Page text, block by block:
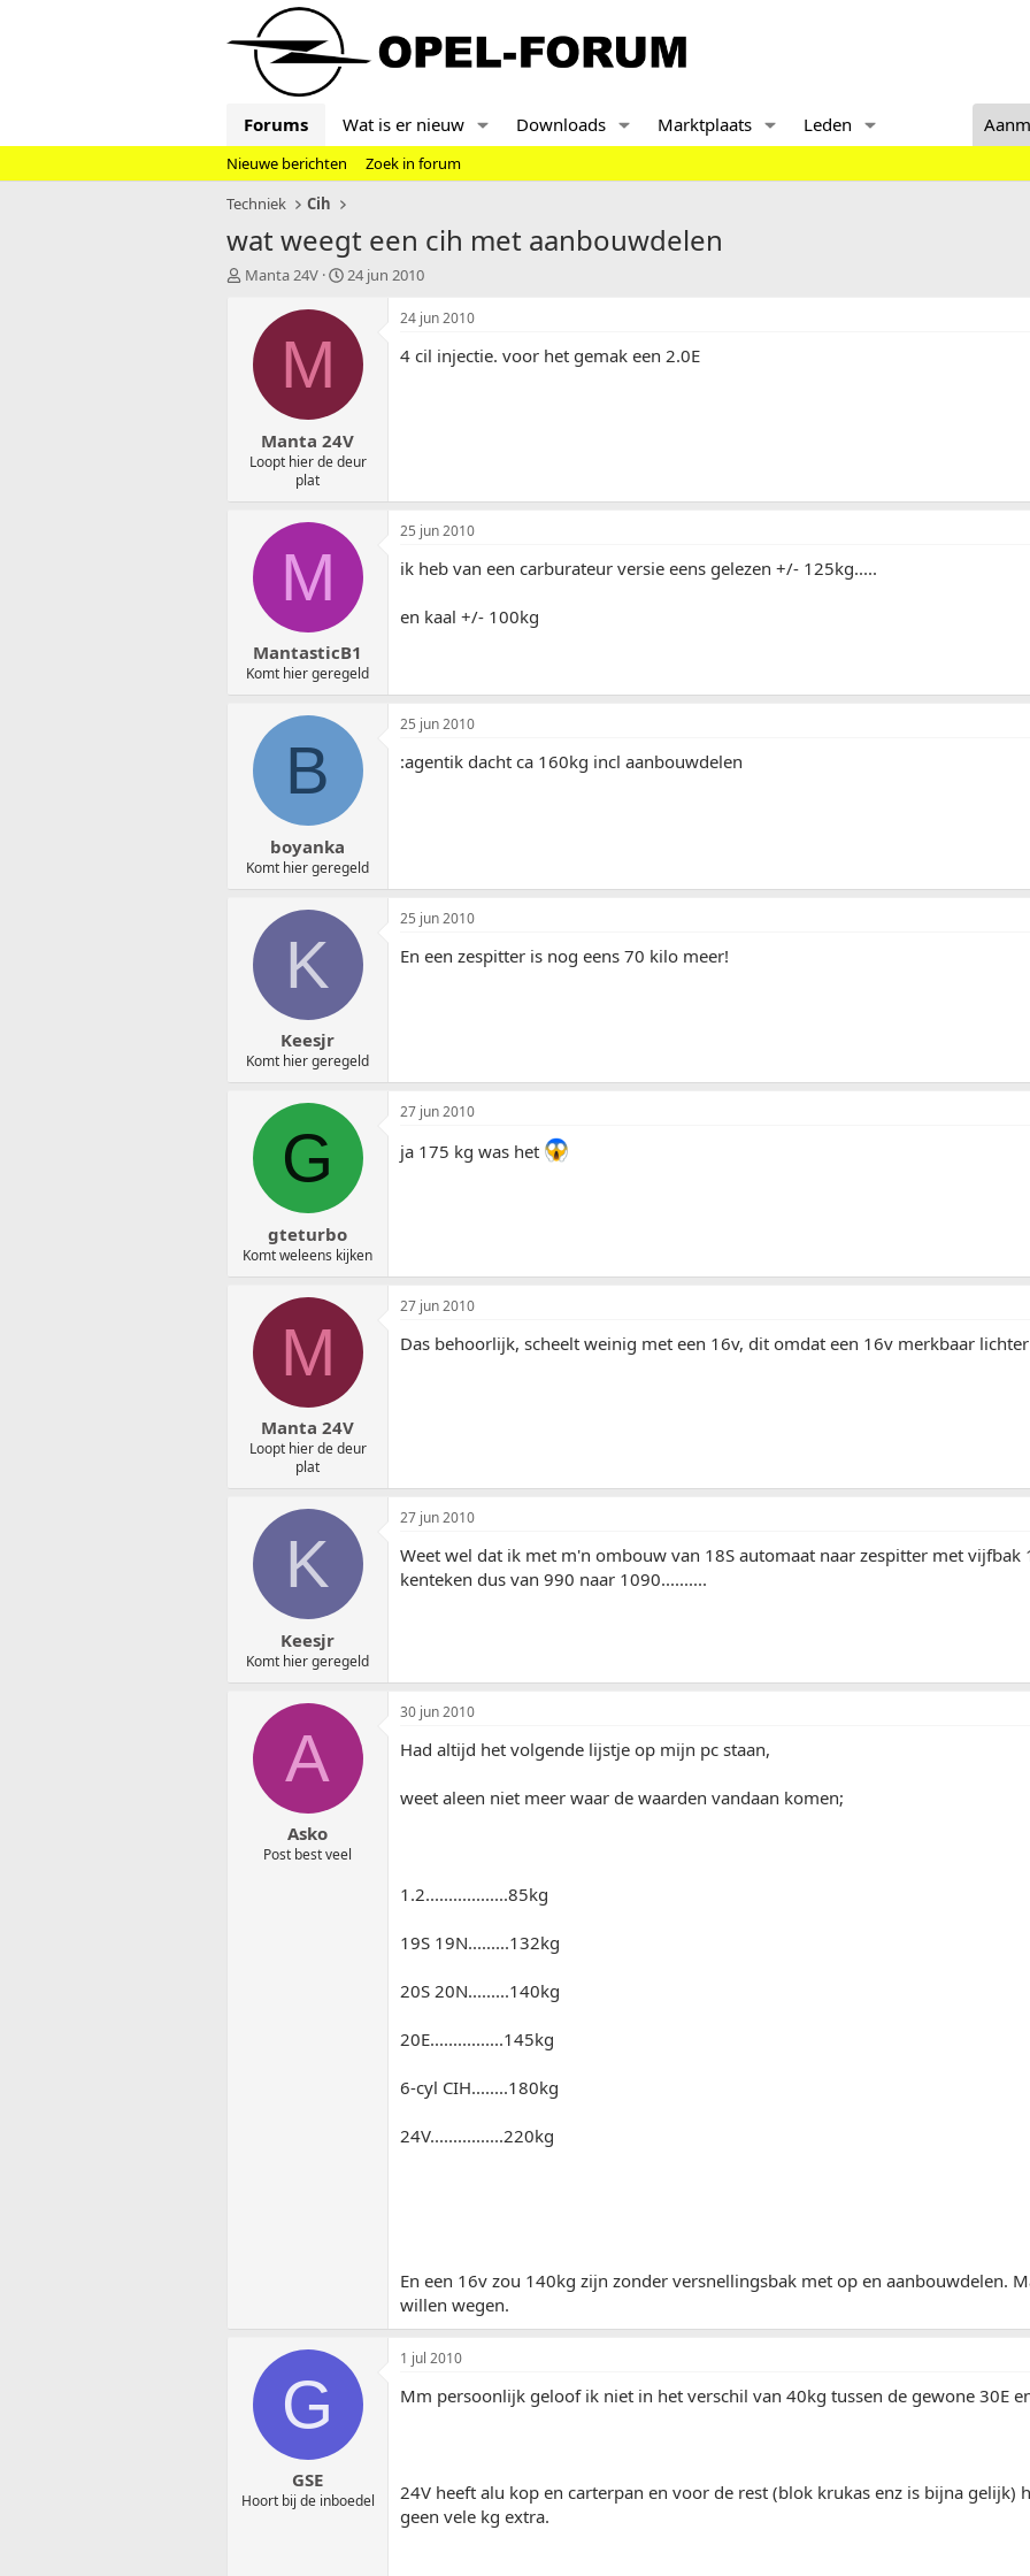
Forums Wat is er nieuw Downloads Marktplaats Leden
Nieuwe berichten
Zoek in forum
Techniek
Cih
wat weegt een cih met aanbouwdelen
T
r
Manta 24V
S
r
a
u
m
24 jun 2010
M
Manta 24V
Loopt hier de deur
plat
24 jun 2010
4 cil injectie. voor het gemak een 2.0E
M
MantasticB1
Komt hier geregeld
25 jun 2010
ik heb van een carburateur versie eens gelezen +/- 125kg.....
en kaal +/- 100kg
B
boyanka
Komt hier geregeld
25 jun 2010
:agentik dacht ca 160kg incl aanbouwdelen
K
Keesjr
Komt hier geregeld
25 jun 2010
En een zespitter is nog eens 70 kilo meer!
G
gteturbo
Komt weleens kijken
27 jun 2010
ja 175 kg was het
M
Manta 24V
Loopt hier de deur
plat
27 jun 2010
Das behoorlijk, scheelt weinig met een 16v, dit omdat een 16v merkbaar
K
Keesjr
Komt hier geregeld
27 jun 2010
Weet wel dat ik met m'n ombouw van 18S automaat naar zespitter met
kenteken dus van 990 naar 1090..........
A
Asko
Post best veel
30 jun 2010
Had altijd het volgende lijstje op mijn pc staan,
weet aleen niet meer waar de waarden vandaan komen;
1.2..................85kg
19S 19N.........132kg
20S 20N.........140kg
20E................145kg
6-cyl CIH........180kg
24V................220kg
En een 16v zou 140kg zijn zonder versnellingsbak met op en aanbouwdelen.
willen wegen.
G
GSE
Hoort bij de inboedel
1 jul 2010
Mm persoonlijk geloof ik niet in het verschil van 40kg tussen de gewone 30E
24V heeft alu kop en carterpan en voor de rest (blok krukas enz is bijna gelijk)
geen vele kg extra.